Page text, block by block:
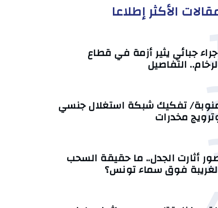
الأكثر إطلاعا
جبائي يثير أزمة في قطاع
التفاصيل
تفكيك شبكة استغلال جنسي
مخدرات
أثارت الجدل.. ما حقيقة السحب
فوق سماء تونس؟